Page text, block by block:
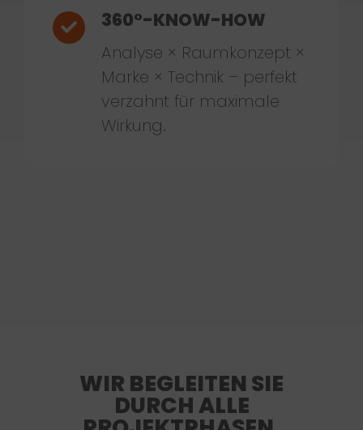
360°-KNOW-HOW
Analyse × Raumkonzept ×
Marke × Technik – perfekt
verzahnt für maximale
Wirkung.
WIR BEGLEITEN SIE
DURCH ALLE